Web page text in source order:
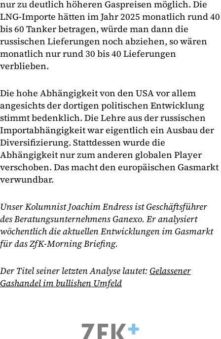
nur zu deutlich höheren Gaspreisen möglich. Die
LNG-Importe hätten im Jahr 2025 monatlich rund 40
bis 60 Tanker betragen, würde man dann die
russischen Lieferungen noch abziehen, so wären
monatlich nur rund 30 bis 40 Lieferungen
verblieben.
Die hohe Abhängigkeit von den USA vor allem
angesichts der dortigen politischen Entwicklung
stimmt bedenklich. Die Lehre aus der russischen
Importabhängigkeit war eigentlich ein Ausbau der
Diversifizierung. Stattdessen wurde die
Abhängigkeit nur zum anderen globalen Player
verschoben. Das macht den europäischen Gasmarkt
verwundbar.
Unser Kolumnist Joachim Endress ist Geschäftsführer
des Beratungsunternehmens Ganexo. Er analysiert
wöchentlich die aktuellen Entwicklungen im Gasmarkt
für das ZfK-Morning Briefing.
Der Titel seiner letzten Analyse lautet: Gelassener
Gashandel im bullishen Umfeld